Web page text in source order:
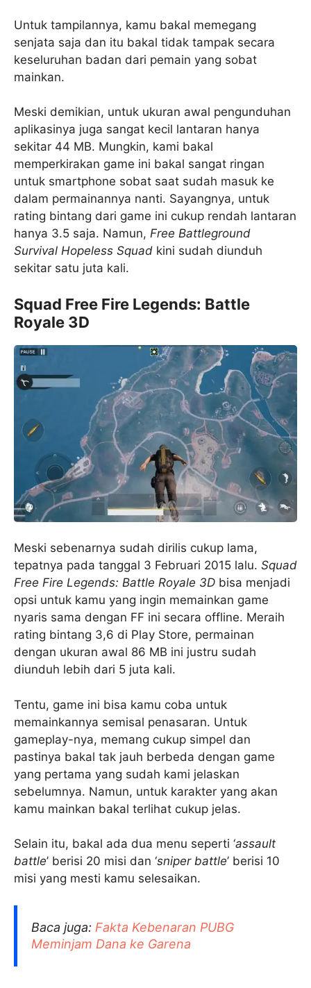
Untuk tampilannya, kamu bakal memegang
senjata saja dan itu bakal tidak tampak secara
keseluruhan badan dari pemain yang sobat
mainkan.
Meski demikian, untuk ukuran awal pengunduhan
aplikasinya juga sangat kecil lantaran hanya
sekitar 44 MB. Mungkin, kami bakal
memperkirakan game ini bakal sangat ringan
untuk smartphone sobat saat sudah masuk ke
dalam permainannya nanti. Sayangnya, untuk
rating bintang dari game ini cukup rendah lantaran
hanya 3.5 saja. Namun, Free Battleground
Survival Hopeless Squad kini sudah diunduh
sekitar satu juta kali.
Squad Free Fire Legends: Battle
Royale 3D
Meski sebenarnya sudah dirilis cukup lama,
tepatnya pada tanggal 3 Februari 2015 lalu. Squad
Free Fire Legends: Battle Royale 3D bisa menjadi
opsi untuk kamu yang ingin memainkan game
nyaris sama dengan FF ini secara offline. Meraih
rating bintang 3,6 di Play Store, permainan
dengan ukuran awal 86 MB ini justru sudah
diunduh lebih dari 5 juta kali.
Tentu, game ini bisa kamu coba untuk
memainkannya semisal penasaran. Untuk
gameplay-nya, memang cukup simpel dan
pastinya bakal tak jauh berbeda dengan game
yang pertama yang sudah kami jelaskan
sebelumnya. Namun, untuk karakter yang akan
kamu mainkan bakal terlihat cukup jelas.
Selain itu, bakal ada dua menu seperti ‘assault
battle’ berisi 20 misi dan ‘sniper battle’ berisi 10
misi yang mesti kamu selesaikan.
Baca juga: Fakta Kebenaran PUBG
Meminjam Dana ke Garena